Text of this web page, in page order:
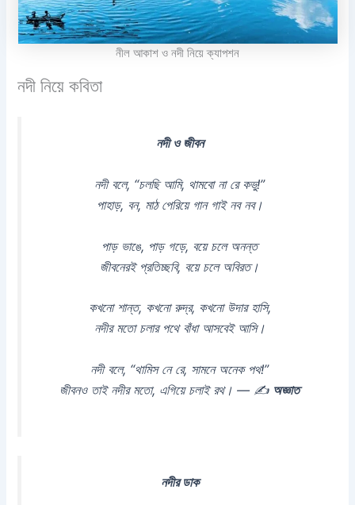
নীল আকাশ ও নদী নিয়ে ক্যাপশন
নদী নিয়ে কবিতা
নদী ও জীবন
নদী বলে, “চলছি আমি, থামবো না রে কভু!”
পাহাড়, বন, মাঠ পেরিয়ে গান গাই নব নব।
পাড় ভাঙে, পাড় গড়ে, বয়ে চলে অনন্ত
জীবনেরই প্রতিচ্ছবি, বয়ে চলে অবিরত।
কখনো শান্ত, কখনো রুদ্র, কখনো উদার হাসি,
নদীর মতো চলার পথে বাঁধা আসবেই আসি।
নদী বলে, “থামিস নে রে, সামনে অনেক পথ!”
জীবনও তাই নদীর মতো, এগিয়ে চলাই রথ। — ✍ অজ্ঞাত
নদীর ডাক